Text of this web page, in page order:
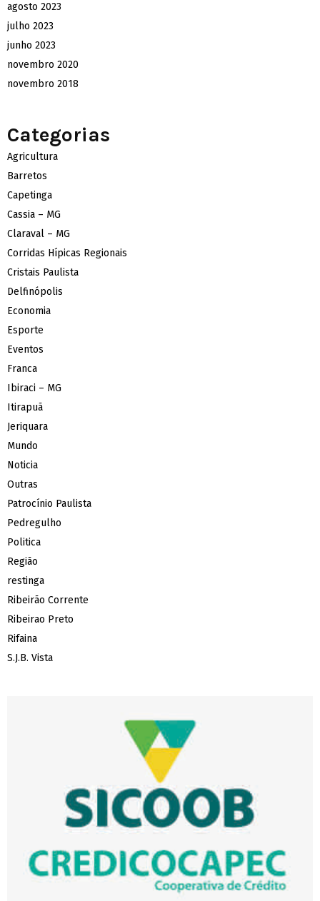
agosto 2023
julho 2023
junho 2023
novembro 2020
novembro 2018
Categorias
Agricultura
Barretos
Capetinga
Cassia – MG
Claraval – MG
Corridas Hípicas Regionais
Cristais Paulista
Delfinópolis
Economia
Esporte
Eventos
Franca
Ibiraci – MG
Itirapuã
Jeriquara
Mundo
Noticia
Outras
Patrocínio Paulista
Pedregulho
Politica
Região
restinga
Ribeirão Corrente
Ribeirao Preto
Rifaina
S.J.B. Vista